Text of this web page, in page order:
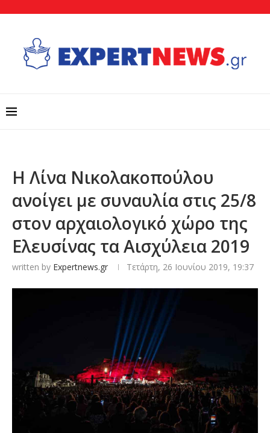
Η Λίνα Νικολακοπούλου
ανοίγει με συναυλία στις 25/8
στον αρχαιολογικό χώρο της
Ελευσίνας τα Αισχύλεια 2019
written by Expertnews.gr Τετάρτη, 26 Ιουνίου 2019, 19:37